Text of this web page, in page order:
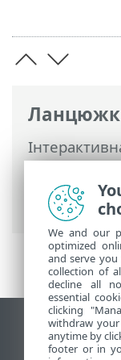
NOD32
Діалогові
> Хід
End of Life
We and our
optimized
and serve
collection of
decline all
essential
clicking
withdraw your
anytime by
footer or in